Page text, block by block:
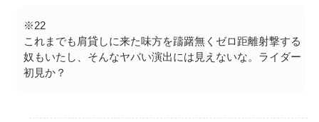
※22
これまでも肩貸しに来た味方を躊躇無くゼロ距離射撃する
奴もいたし、そんなヤバい演出には見えないな。ライダー
初見か？